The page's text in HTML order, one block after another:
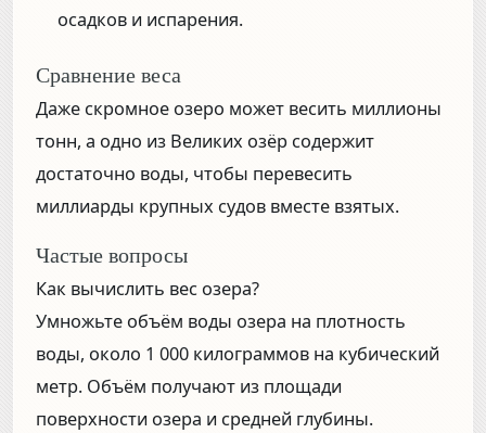
осадков и испарения.
Сравнение веса
Даже скромное озеро может весить миллионы
тонн, а одно из Великих озёр содержит
достаточно воды, чтобы перевесить
миллиарды крупных судов вместе взятых.
Частые вопросы
Как вычислить вес озера?
Умножьте объём воды озера на плотность
воды, около 1 000 килограммов на кубический
метр. Объём получают из площади
поверхности озера и средней глубины.